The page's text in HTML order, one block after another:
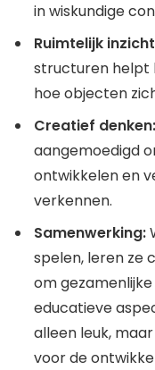
in wiskundige
Ruimtelijk
structuren helpt
hoe objecten
Creatief denken:
aangemoedigd
ontwikkelen en
verkennen.
Samenwerking:
spelen, leren ze
om
educatieve
alleen leuk,
voor de